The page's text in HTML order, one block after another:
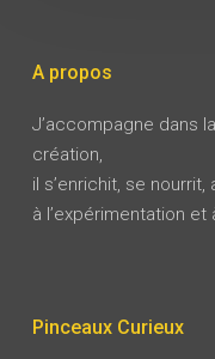
A propos
J’accompagne dans
création,
il s’enrichit, se
à l’expérimentation et
Pinceaux Curieux